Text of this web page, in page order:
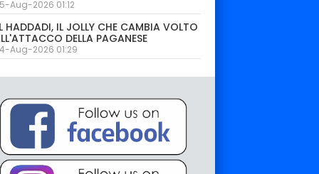
Aug-2026 01:12
HADDADI, IL JOLLY CHE CAMBIA VOLTO
DELLA PAGANESE
Aug-2026 01:29